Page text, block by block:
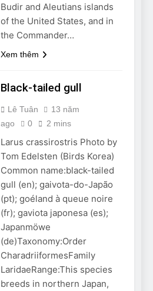
Budir and Aleutians islands
of the United States, and in
the Commander…
Xem thêm
Black-tailed gull
Lê Tuân
13 năm
ago
0 2 mins
Larus crassirostris Photo by
Tom Edelsten (Birds Korea)
Common name:black-tailed
gull (en); gaivota-do-Japão
(pt); goéland à queue noire
(fr); gaviota japonesa (es);
Japanmöwe
(de)Taxonomy:Order
CharadriiformesFamily
LaridaeRange:This species
breeds in northern Japan,